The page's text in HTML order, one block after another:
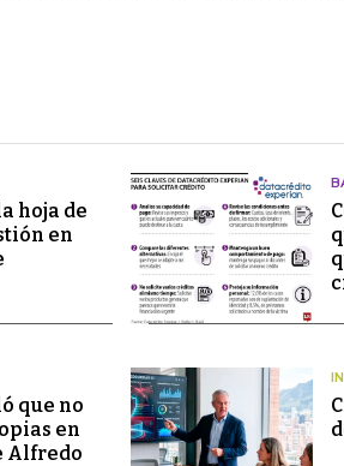
hoja de
en
que no
en
Alfredo